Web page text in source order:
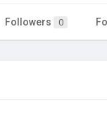
Followers 0